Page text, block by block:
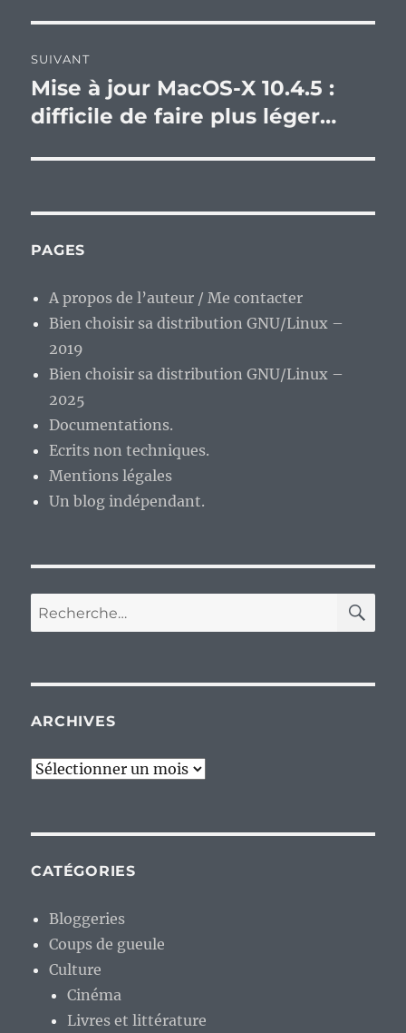
SUIVANT
Publication
suivante :
Mise à jour MacOS-X 10.4.5 :
difficile de faire plus léger…
PAGES
A propos de l’auteur / Me contacter
Bien choisir sa distribution GNU/Linux –
2019
Bien choisir sa distribution GNU/Linux –
2025
Documentations.
Ecrits non techniques.
Mentions légales
Un blog indépendant.
Recherche
pour :
ARCHIVES
Archives
CATÉGORIES
Bloggeries
Coups de gueule
Culture
Cinéma
Livres et littérature